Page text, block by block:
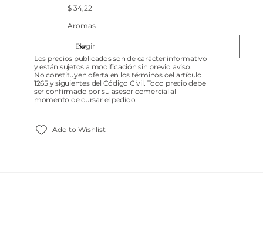
Precio
$ 34,22
Aromas
Add to Wishlist
Los precios publicados son de carácter informativo
y están sujetos a modificación sin previo aviso.
No constituyen oferta en los términos del artículo
1265 y siguientes del Código Civil. Todo precio debe
ser confirmado por su asesor comercial al
momento de cursar el pedido.